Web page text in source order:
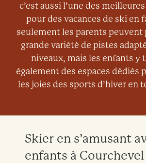
c’est aussi l’une des
pour des vacances de ski en
seulement les parents peuvent
grande variété de pistes
niveaux, mais les enfants y
également des espaces dédiés
les joies des sports d’hiver en
Skier en s’amusant
enfants à Courchevel